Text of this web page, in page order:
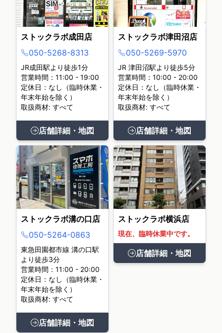
ストックラボ成田店
050-5268-8313
JR成田駅より徒歩1分
営業時間：11:00 - 19:00
定休日：なし（臨時休業・
年末年始を除く）
取扱商材: すべて
店舗詳細・地図
ストックラボ津田沼店
050-5269-5970
JR 津田沼駅より徒歩5分
営業時間：10:00 - 20:00
定休日：なし（臨時休業・
年末年始を除く）
取扱商材: すべて
店舗詳細・地図
ストックラボ溝の口店
050-5264-0863
東急田園都市線 溝の口駅
より徒歩3分
営業時間：11:00 - 20:00
定休日：なし（臨時休業・
年末年始を除く）
取扱商材: すべて
店舗詳細・地図
ストックラボ横浜店
現在、臨時休業中です。
店舗詳細・地図